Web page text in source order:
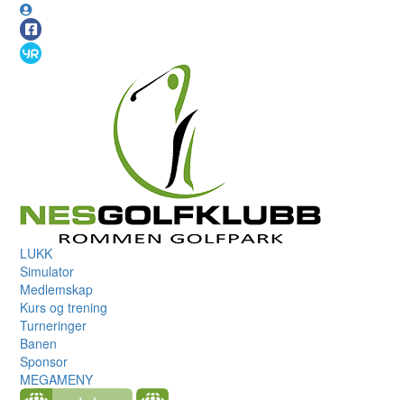
LUKK
Simulator
Medlemskap
Kurs og trening
Turneringer
Banen
Sponsor
MEGAMENY